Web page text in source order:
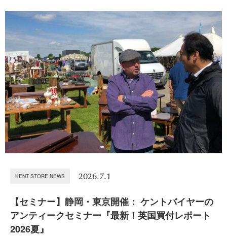
KENT STORE NEWS 2026.7.1
【セミナー】静岡・東京開催： ケントバイヤーの
アンティークセミナー『最新！英国買付レポート
2026夏』